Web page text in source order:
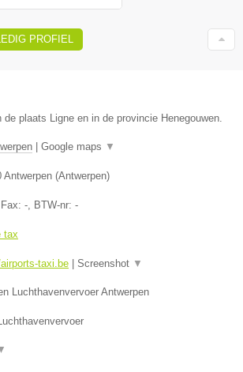
PROFIEL
de plaats Ligne en in de provincie Henegouwen.
Google maps ▼
Antwerpen (Antwerpen)
-, BTW-nr: -
tax
taxi.be Screenshot ▼
Luchthavenvervoer Antwerpen